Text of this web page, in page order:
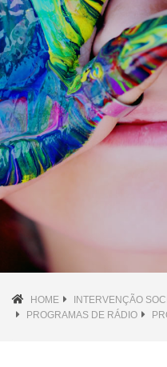
HOME INTERVENÇÃO
PROGRAMAS DE RÁDIO